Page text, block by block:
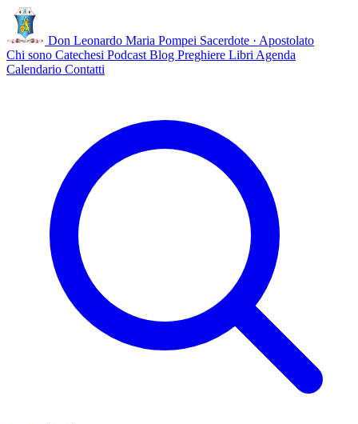
Don Leonardo Maria Pompei Sacerdote · Apostolato
Chi sono Catechesi Podcast Blog Preghiere Libri Agenda
Calendario Contatti